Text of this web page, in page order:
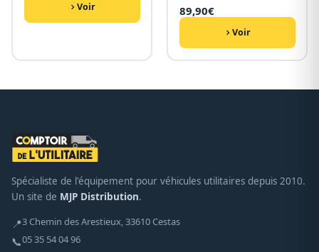
Voir 89,90€
Voir
Spécialiste de l'équipement pour véhicules utilitaires depuis 2010.
Un site de MJP Distribution.
📍3 Chemin des Arestieux, 33610 Cestas
📞05 35 54 04 96